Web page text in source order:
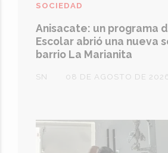
Anisacate: un programa
Escolar abrió una nueva
barrio La Marianita
SN
SOCIEDAD
08 DE AGOSTO DE